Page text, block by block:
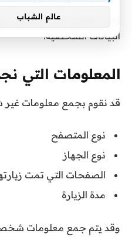
نحن نحترم خصوصية زوار
البيانات الشخصية.
المعلومات التي
قد نقوم بجمع معلومات
نوع المتصفح
نوع الجهاز
الصفحات التي تمت
مدة الزيارة
وقد يتم جمع معلومات
عالم الشباب